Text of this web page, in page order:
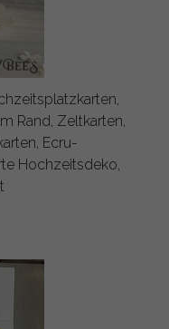
Rand, Zeltkarten,
Ecru-
Hochzeitsdeko,